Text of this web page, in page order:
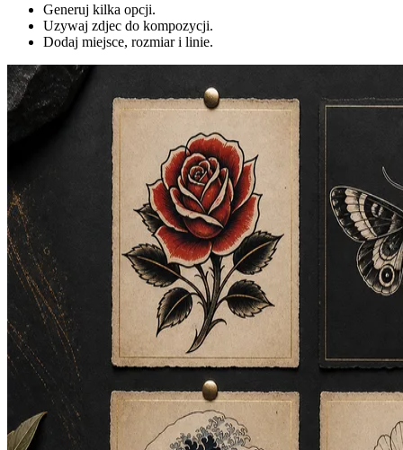
Generuj kilka opcji.
Uzywaj zdjec do kompozycji.
Dodaj miejsce, rozmiar i linie.